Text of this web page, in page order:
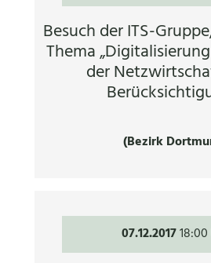
Besuch der ITS-
Thema
der
(Bezirk
07.12.2017